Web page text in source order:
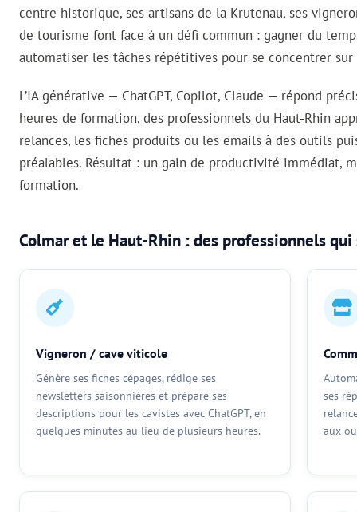
centre historique, ses artisans de la Krutenau, ses
de tourisme font face à un défi commun : gagner du
automatiser les tâches répétitives pour se concentrer
L’IA générative — ChatGPT, Copilot, Claude — répond
heures de formation, des professionnels du Haut-Rhin
relances, les fiches produits ou les emails à des outils
préalables. Résultat : un gain de productivité immédiat,
formation.
Colmar et le Haut-Rhin : des professionnels qui
Vigneron / cave viticole
Génère ses fiches cépages, rédige ses
newsletters saisonnières et prépare ses
descriptions pour les cavistes avec ChatGPT, en
quelques minutes au lieu de plusieurs heures.
ses
aux